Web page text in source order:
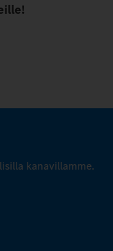
kanavillamme.